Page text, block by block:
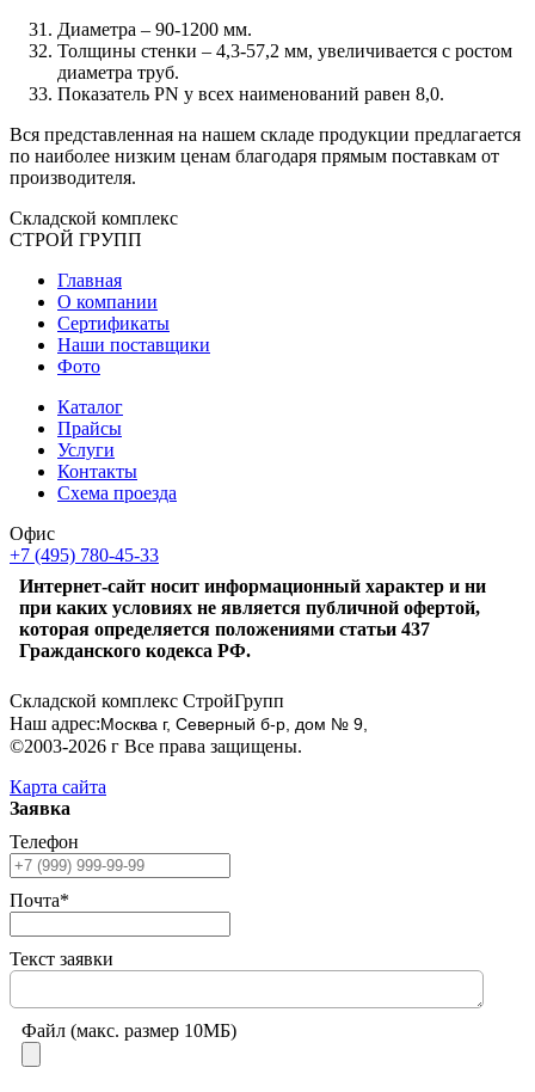
Диаметра – 90-1200 мм.
Толщины стенки – 4,3-57,2 мм, увеличивается с ростом
диаметра труб.
Показатель PN у всех наименований равен 8,0.
Вся представленная на нашем складе продукции предлагается
по наиболее низким ценам благодаря прямым поставкам от
производителя.
Складской комплекс
СТРОЙ ГРУПП
Главная
О компании
Сертификаты
Наши поставщики
Фото
Каталог
Прайсы
Услуги
Контакты
Схема проезда
Офис
+7 (495) 780-45-33
Интернет-сайт носит информационный характер и ни
при каких условиях не является публичной офертой,
которая определяется положениями статьи 437
Гражданского кодекса РФ.
Складской комплекс СтройГрупп
Наш адрес:Москва г, Северный б-р, дом № 9,
©2003-2026 г Все права защищены.
Карта сайта
Заявка
Телефон
Почта*
Текст заявки
Файл (макс. размер 10МБ)